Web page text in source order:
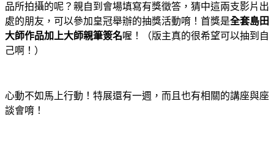
品所拍攝的呢？親自到會場填寫有獎徵答，猜中這兩支影片出
處的朋友，可以參加皇冠舉辦的抽獎活動唷！首獎是全套島田
大師作品加上大師親筆簽名喔！（版主真的很希望可以抽到自
己啊！ ）
心動不如馬上行動！特展還有一週，而且也有相關的講座與座
談會唷！